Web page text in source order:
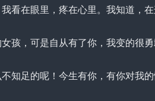
在眼里，疼在心里。我知道，在
，可是自从有了你，我变的很勇
足的呢！今生有你，有你对我的